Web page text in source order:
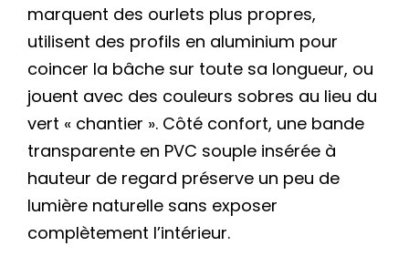
marquent des ourlets plus propres,
utilisent des profils en aluminium pour
coincer la bâche sur toute sa longueur, ou
jouent avec des couleurs sobres au lieu du
vert « chantier ». Côté confort, une bande
transparente en PVC souple insérée à
hauteur de regard préserve un peu de
lumière naturelle sans exposer
complètement l’intérieur.